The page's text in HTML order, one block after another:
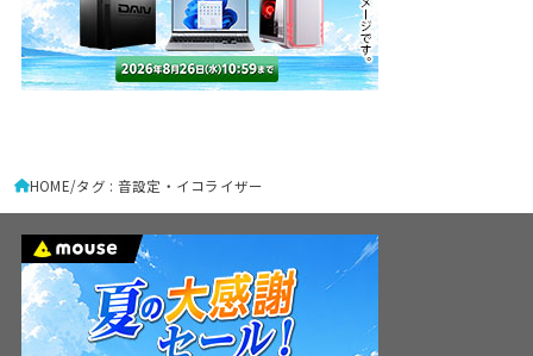
HOME タグ : 音設定・イコライザー